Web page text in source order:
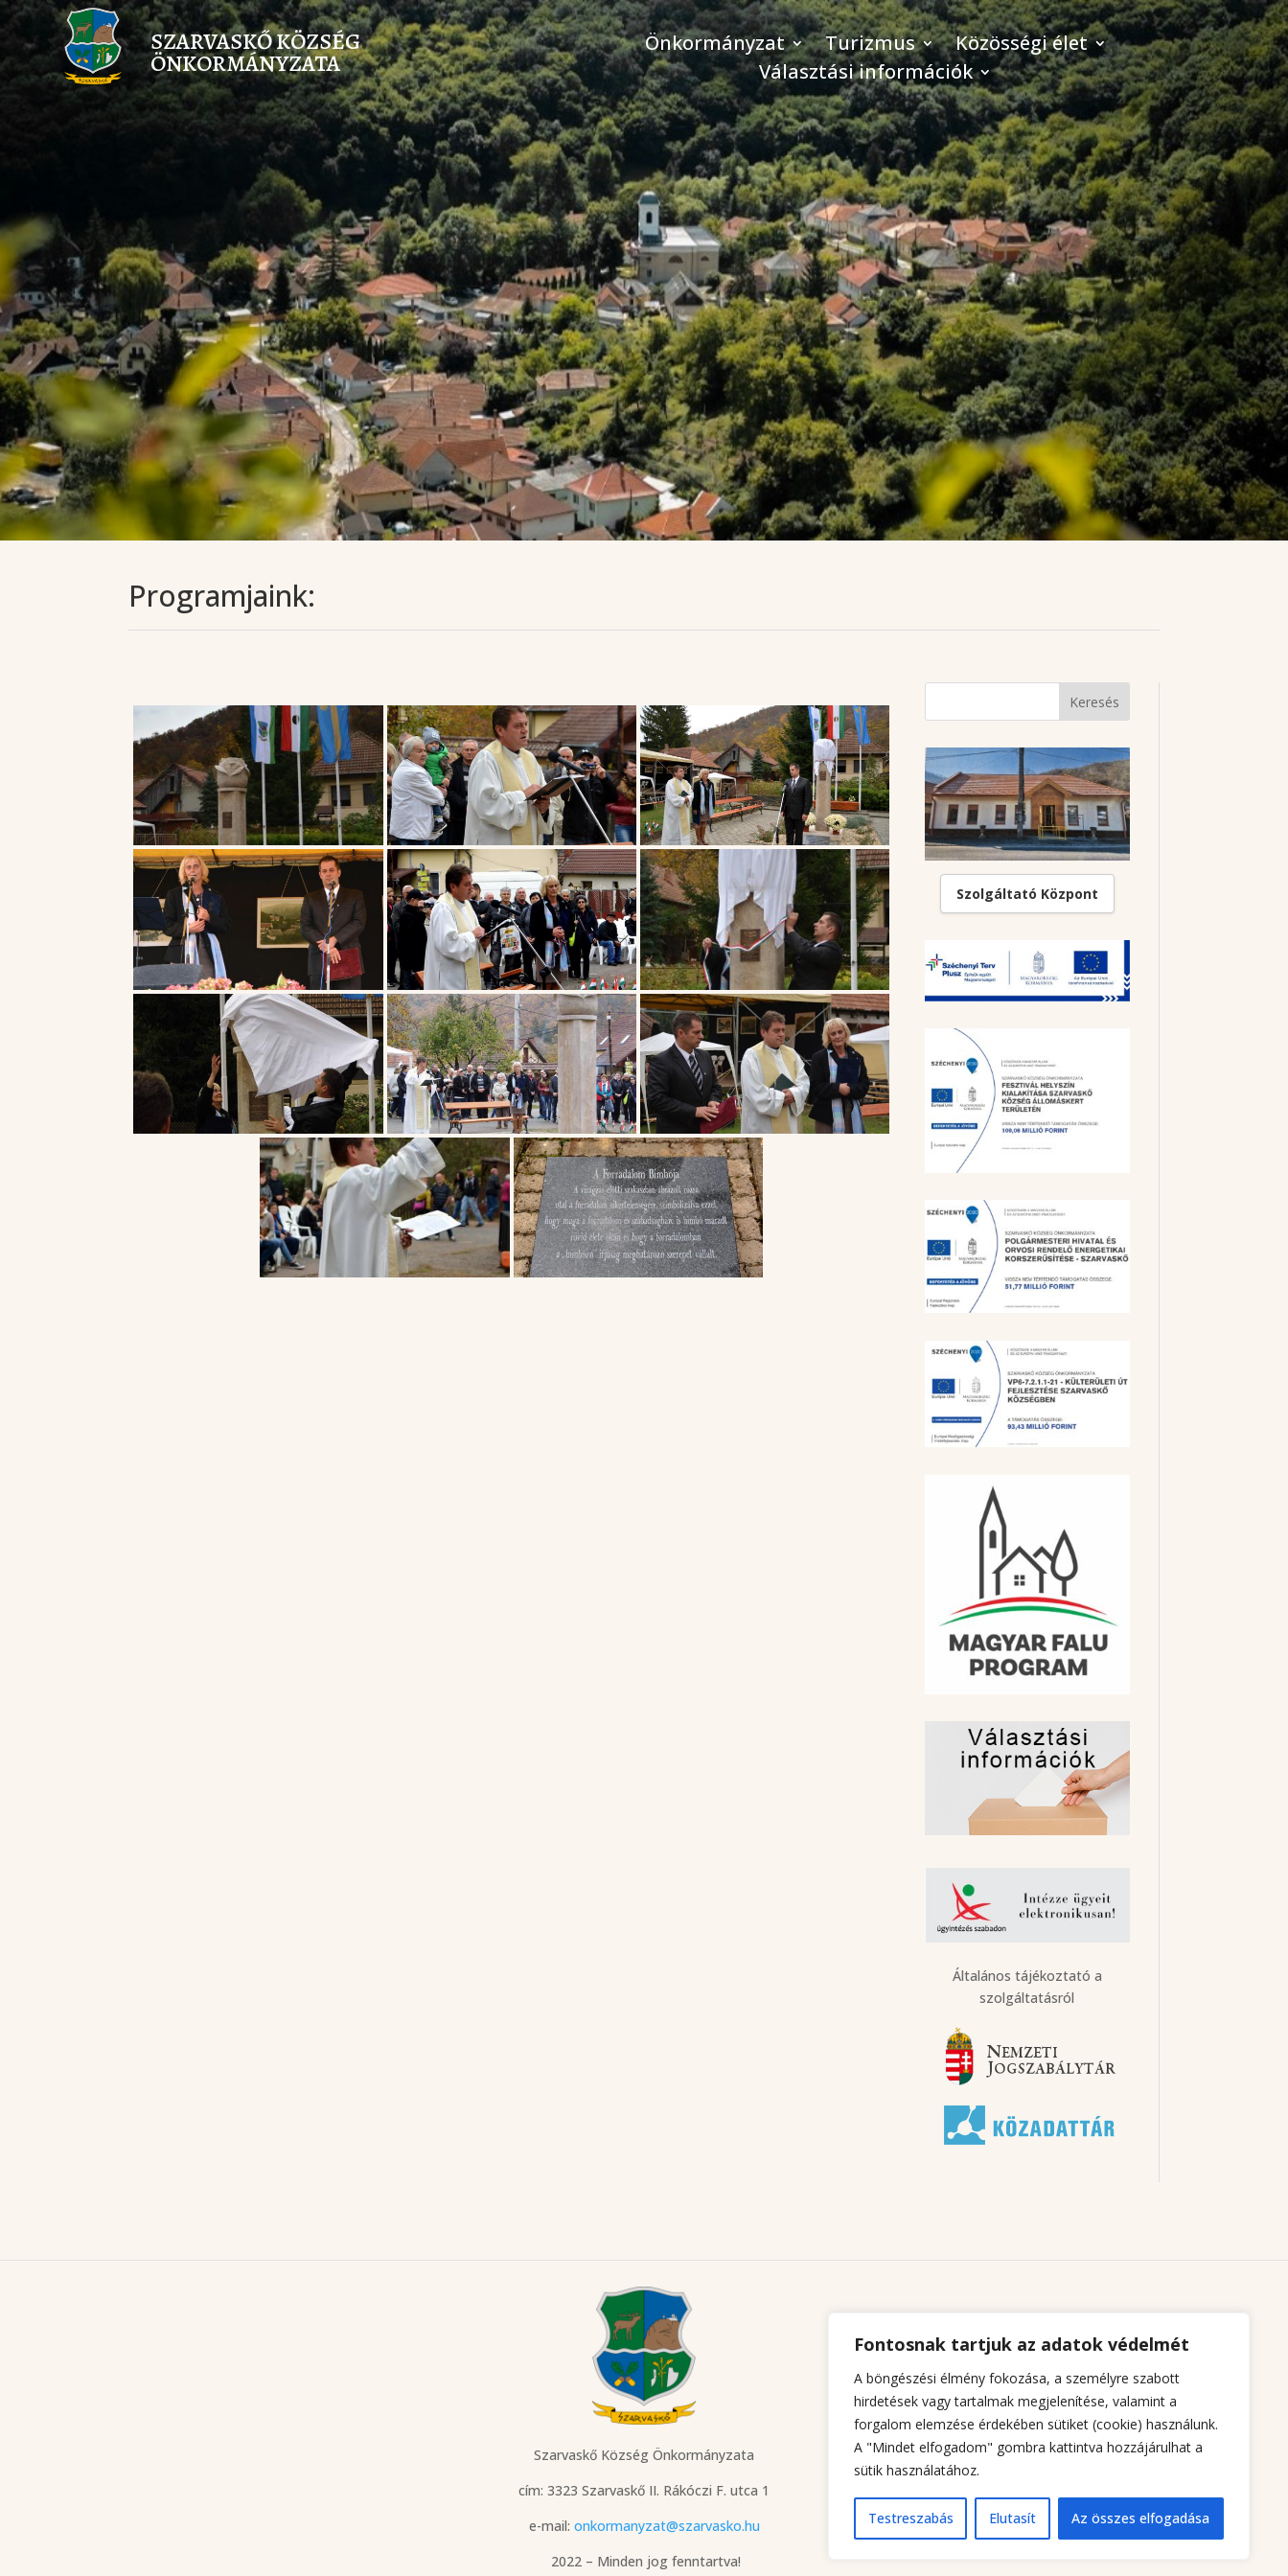
Fontosnak tartjuk az adatok védelmét
A böngészési élmény fokozása, a személyre szabott
hirdetések vagy tartalmak megjelenítése, valamint a
forgalom elemzése érdekében sütiket (cookie) használunk.
A "Mindet elfogadom" gombra kattintva hozzájárulhat a
sütik használatához.
Testreszabás Elutasít Az összes elfogadása
SZARVASKŐ KÖZSÉG
ÖNKORMÁNYZATA
Önkormányzat Turizmus
Közösségi élet
Választási információk
Programjaink:
Szolgáltató Központ
Általános tájékoztató a
szolgáltatásról
Szarvaskő Község Önkormányzata
cím: 3323 Szarvaskő II. Rákóczi F. utca 1
e-mail: onkormanyzat@szarvasko.hu
2022 – Minden jog fenntartva!